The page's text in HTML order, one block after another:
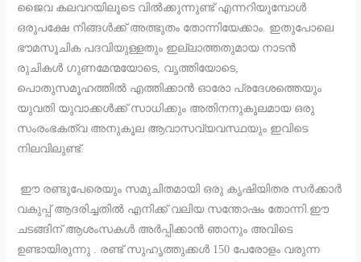
ജൈവ കലവറയിലൂടെ വിൽക്കുന്നുണ്ട് എന്നറിയുമ്പോൾ
ഒരുപക്ഷേ നിങ്ങൾക്ക് അത്ഭുതം തോന്നിയേക്കാം. ഇതുപോലെ
ഭൗമസൂചിക പദവിയുള്ളതും ഇല്ലാത്തതുമായ നാടൻ
രുചികൾ ഗുണമേന്മയോടെ, വൃത്തിയോടെ,
പൊതുസമൂഹത്തിൽ എത്തിക്കാൻ ഓരോ പ്രദേശത്തെയും
യുവതി യുവാക്കൾക്ക് സാധിക്കും അതിനനുകൂലമായ ഒരു
സംരംഭകത്വ അനുകൂല ആവാസവ്യവസ്ഥയും ഇവിടെ
നിലവിലുണ്ട്.
ഈ രണ്ടുപേരെയും സമുചിതമായി ഒരു കൃഷിയിതര സർക്കാർ
വകുപ്പ് ആദരിച്ചതിൽ എനിക്ക് വലിയ സന്തോഷം തോന്നി.ഈ
ചടങ്ങിന് ആശംസകൾ അർപ്പിക്കാൻ ഞാനും അവിടെ
ഉണ്ടായിരുന്നു . രണ്ട് സുഹൃത്തുക്കൾ 150 പേരോളം വരുന്ന